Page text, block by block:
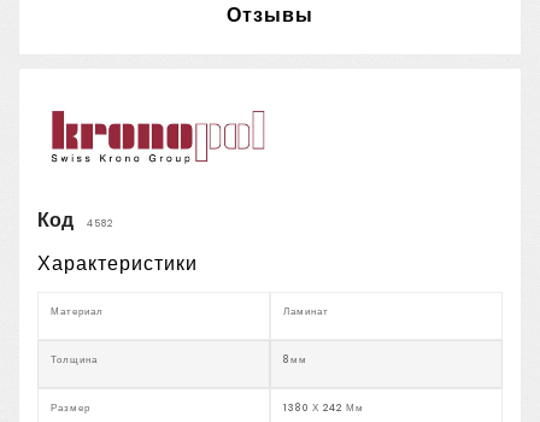
Отзывы
Код 4582
Характеристики
Материал Ламинат
Толщина 8мм
Размер 1380 Х 242 Мм